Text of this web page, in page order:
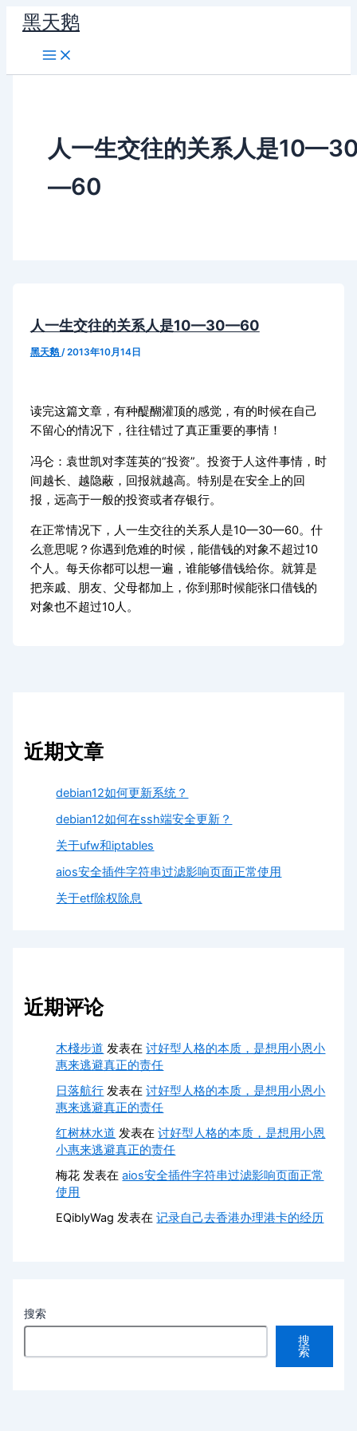
容
黑天鹅
人一生交往的关系人是
—60
人一生交往的关系人是10—30—60
黑天鹅 /2013年10月14日
读完这篇文章，有种醍醐灌顶的感觉，有的时候在自己
不留心的情况下，往往错过了真正重要的事情！
冯仑：袁世凯对李莲英的“投资”。投资于人这件事情，时
间越长、越隐蔽，回报就越高。特别是在安全上的回
报，远高于一般的投资或者存银行。
在正常情况下，人一生交往的关系人是10—30—60。什
么意思呢？你遇到危难的时候，能借钱的对象不超过10
个人。每天你都可以想一遍，谁能够借钱给你。就算是
把亲戚、朋友、父母都加上，你到那时候能张口借钱的
对象也不超过10人。
近期文章
debian12如何更新系统？
debian12如何在ssh端安全更新？
关于ufw和iptables
aios安全插件字符串过滤影响页面正常使用
关于etf除权除息
近期评论
木棧步道 发表在讨好型人格的本质，是想用小恩小
惠来逃避真正的责任
日落航行 发表在讨好型人格的本质，是想用小恩小
惠来逃避真正的责任
红树林水道 发表在讨好型人格的本质，是想用小恩
小惠来逃避真正的责任
梅花 发表在aios安全插件字符串过滤影响页面正常
使用
EQiblyWag 发表在记录自己去香港办理港卡的经历
搜索
搜
索